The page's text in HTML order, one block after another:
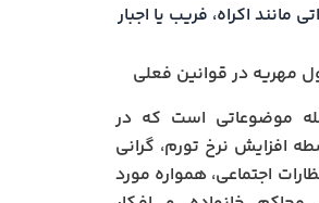
مانند اکراه، فریب یا اجبار
مهریه در قوانین فعلی
موضوعاتی است که در
افزایش نرخ تورم، گرانی
اجتماعی، همواره مورد